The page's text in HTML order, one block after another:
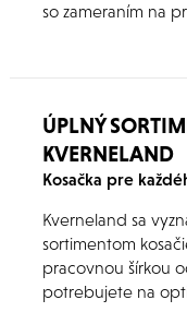
so zameraním na
ÚPLNÝ
KVERNELAND
Kosačka pre
Kverneland sa
sortimentom
pracovnou šírkou
potrebujete na